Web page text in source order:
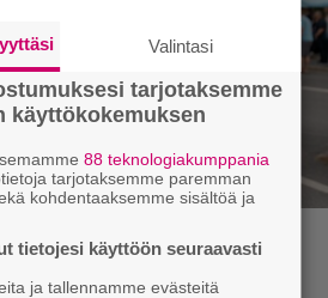
on nyt Aki
hääkuva
Valintasi
tarjotaksemme
käyttökokemuksen
88 teknologiakumppania
tarjotaksemme paremman
kohdentaaksemme sisältöä ja
tietojesi käyttöön seuraavasti
ja tallennamme evästeitä